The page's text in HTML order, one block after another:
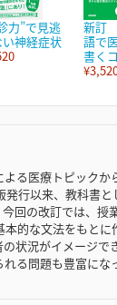
力”で見逃
い神経症状
新訂
語で
書く
る医療トピックか
発行以来、教科書
回の改訂では、授
本的な文法をもと
状況がイメージで
る問題も豊富にな